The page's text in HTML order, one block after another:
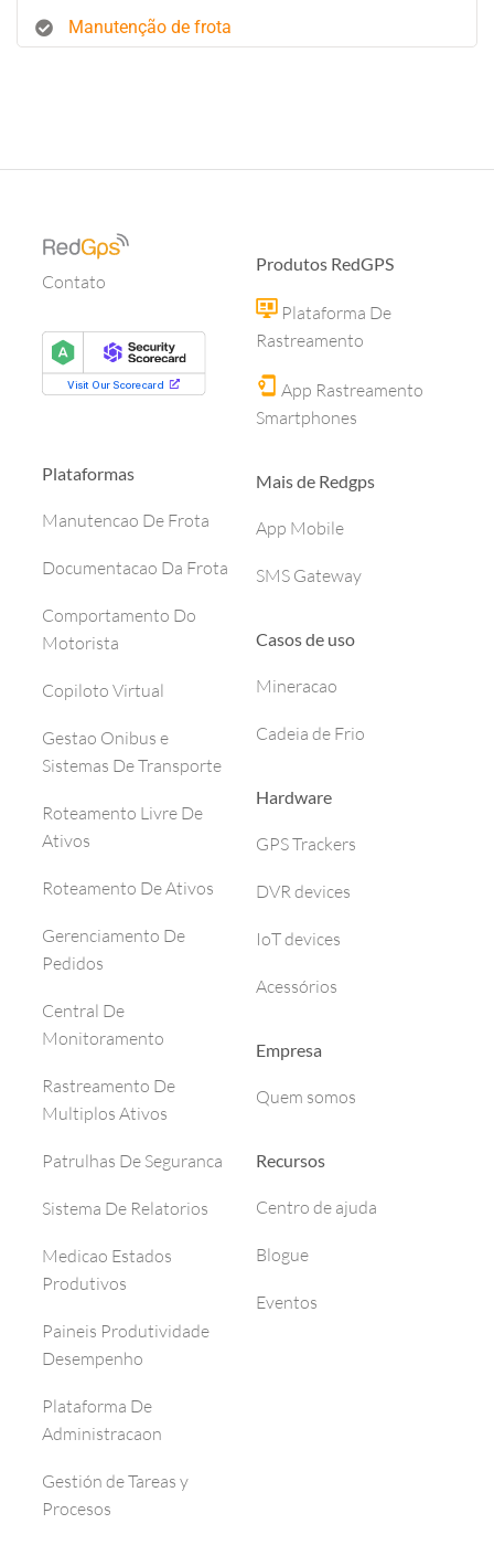
Manutenção de frota
Contato
Plataformas
Manutencao De Frota
Documentacao Da Frota
Comportamento Do
Motorista
Copiloto Virtual
Gestao Onibus e
Sistemas De Transporte
Roteamento Livre De
Ativos
Roteamento De Ativos
Gerenciamento De
Pedidos
Central De
Monitoramento
Rastreamento De
Multiplos Ativos
Patrulhas De Seguranca
Sistema De Relatorios
Medicao Estados
Produtivos
Paineis Produtividade
Desempenho
Plataforma De
Administracaon
Gestión de Tareas y
Procesos
Produtos RedGPS
Plataforma De
Rastreamento
App Rastreamento
Smartphones
Mais de Redgps
App Mobile
SMS Gateway
Casos de uso
Mineracao
Cadeia de Frio
Hardware
GPS Trackers
DVR devices
IoT devices
Acessórios
Empresa
Quem somos
Recursos
Centro de ajuda
Blogue
Eventos